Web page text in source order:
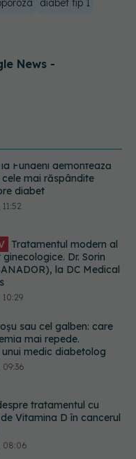
diabet tip 1
News -
Tratamentul modern al
Dr. Sorin
la DC Medical
sau cel galben: care
mai repede.
medic diabetolog
tratamentul cu
Vitamina D în cancerul
manifest pentru
Corpul
o poveste